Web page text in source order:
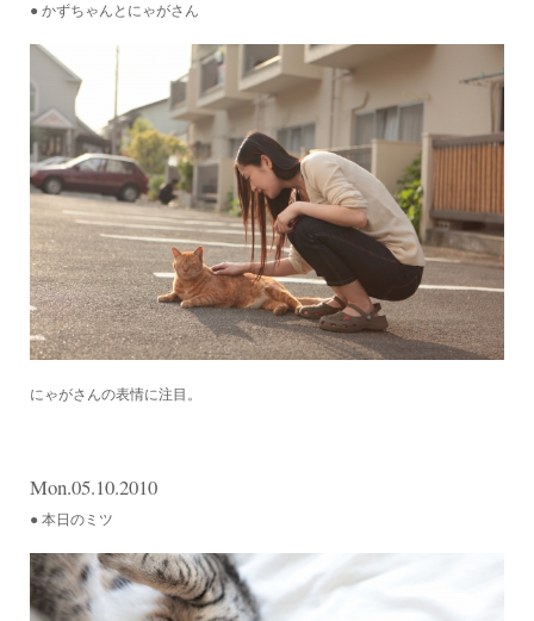
● かずちゃんとにゃがさん
にゃがさんの表情に注目。
Mon.05.10.2010
● 本日のミツ